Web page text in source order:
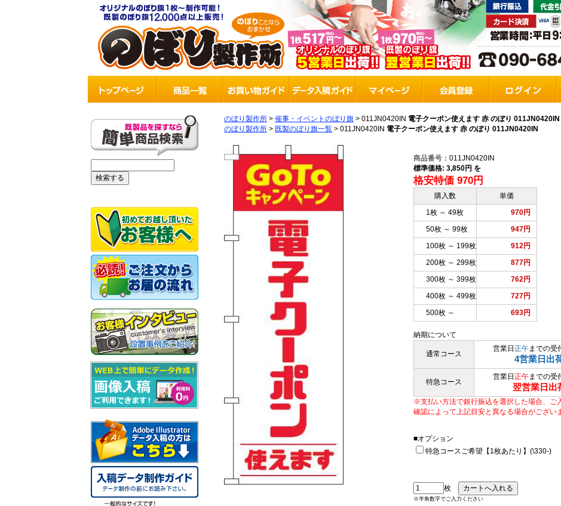
のぼり製作所 > 催事・イベントのぼり旗 > 011JN0420IN 電子クーポン使えます 赤 のぼり 011JN0420IN
のぼり製作所 > 既製のぼり旗一覧 > 011JN0420IN 電子クーポン使えます 赤 のぼり 011JN0420IN
商品番号：011JN0420IN
標準価格: 3,850円 を
格安特価 970円
購入数
単価
1枚 ～ 49枚
970円
50枚 ～ 99枚
947円
100枚 ～ 199枚
912円
200枚 ～ 299枚
877円
300枚 ～ 399枚
762円
400枚 ～ 499枚
727円
500枚 ～
693円
納期について
通常コース
営業日 正午までの受
4営業日出
特急コース
営業日 正午までの受
翌営業日出
※支払い方法で銀行振込を選択した場合、ご
確認によって上記目安と異なる場合がござい
■オプション
特急コースご希望【1枚あたり】(\330-)
枚
※半角数字でご入力ください